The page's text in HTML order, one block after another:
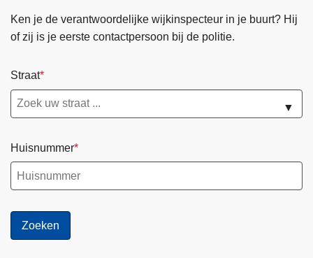
Ken je de verantwoordelijke wijkinspecteur in je buurt? Hij
of zij is je eerste contactpersoon bij de politie.
Straat
▼
Huisnummer